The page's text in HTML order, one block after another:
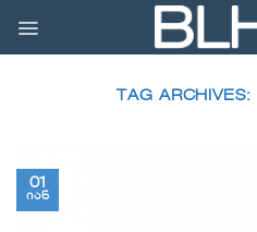
content
TAG ARCHIVES:
01
იან